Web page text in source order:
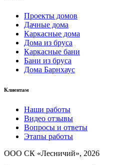
Проекты домов
Дачные дома
Каркасные дома
Дома из бруса
Каркасные бани
Бани из бруса
Дома Барнхаус
Клиентам
Наши работы
Видео отзывы
Вопросы и ответы
Этапы работы
ООО СК «Лесничий», 2026